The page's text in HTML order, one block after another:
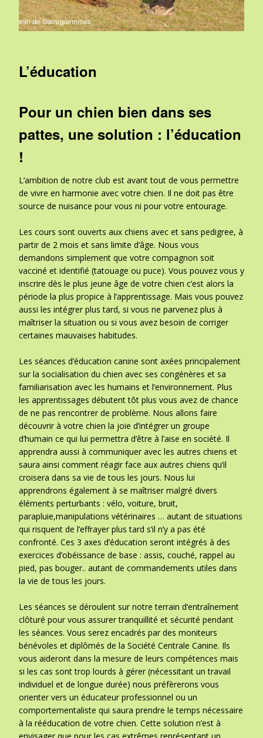
L’éducation
Pour un chien bien dans ses
pattes, une solution : l’éducation
!
L’ambition de notre club est avant tout de vous permettre
de vivre en harmonie avec votre chien. Il ne doit pas être
source de nuisance pour vous ni pour votre entourage.
Les cours sont ouverts aux chiens avec et sans pedigree, à
partir de 2 mois et sans limite d’âge. Nous vous
demandons simplement que votre compagnon soit
vacciné et identifié (tatouage ou puce). Vous pouvez vous y
inscrire dès le plus jeune âge de votre chien c’est alors la
période la plus propice à l’apprentissage. Mais vous pouvez
aussi les intégrer plus tard, si vous ne parvenez plus à
maîtriser la situation ou si vous avez besoin de corriger
certaines mauvaises habitudes.
Les séances d’éducation canine sont axées principalement
sur la socialisation du chien avec ses congénères et sa
familiarisation avec les humains et l’environnement. Plus
les apprentissages débutent tôt plus vous avez de chance
de ne pas rencontrer de problème. Nous allons faire
découvrir à votre chien la joie d’intégrer un groupe
d’humain ce qui lui permettra d’être à l’aise en société. Il
apprendra aussi à communiquer avec les autres chiens et
saura ainsi comment réagir face aux autres chiens qu’il
croisera dans sa vie de tous les jours. Nous lui
apprendrons également à se maîtriser malgré divers
éléments perturbants : vélo, voiture, bruit,
parapluie,manipulations vétérinaires … autant de situations
qui risquent de l’effrayer plus tard s’il n’y a pas été
confronté. Ces 3 axes d’éducation seront intégrés à des
exercices d’obéissance de base : assis, couché, rappel au
pied, pas bouger.. autant de commandements utiles dans
la vie de tous les jours.
Les séances se déroulent sur notre terrain d’entraînement
clôturé pour vous assurer tranquillité et sécurité pendant
les séances. Vous serez encadrés par des moniteurs
bénévoles et diplômés de la Société Centrale Canine. Ils
vous aideront dans la mesure de leurs compétences mais
si les cas sont trop lourds à gérer (nécessitant un travail
individuel et de longue durée) nous préfèrerons vous
orienter vers un éducateur professionnel ou un
comportementaliste qui saura prendre le temps nécessaire
à la rééducation de votre chien. Cette solution n’est à
envisager que pour les cas extrêmes représentant un